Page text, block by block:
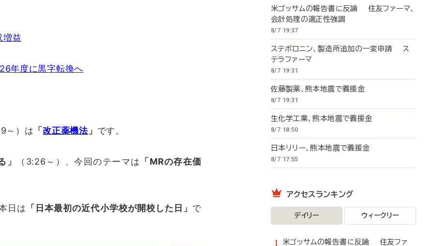
増益
年度に黒字転換へ
～）は 「改正薬機法」 です。
」 （3:26～）、今回のテーマは 「MRの存在価
日は 「日本最初の近代小学校が開校した日」 で
米ゴッサムの報告書に反論 住友ファーマ、
会計処理の適正性強調
8/7 19:37
ステボロニン、製造所追加の一変申請 ス
テラファーマ
8/7 19:31
佐藤製薬、熊本地震で義援金
8/7 19:31
生化学工業、熊本地震で義援金
8/7 18:50
日本リリー、熊本地震で義援金
8/7 17:55
アクセスランキング
デイリー ウィークリー
米ゴッサムの報告書に反論 住友ファ